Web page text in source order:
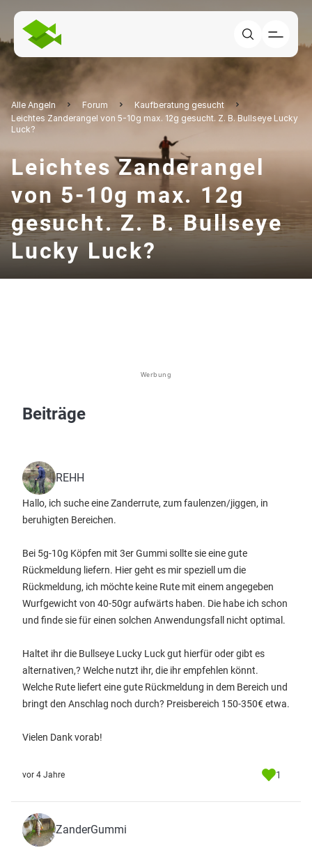
Alle Angeln Forum
Kaufberatung gesucht
Leichtes Zanderangel von 5-10g max. 12g gesucht. Z. B. Bullseye Lucky
Luck?
Leichtes Zanderangel
von 5-10g max. 12g
gesucht. Z. B. Bullseye
Lucky Luck?
Werbung
Beiträge
REHH
Hallo, ich suche eine Zanderrute, zum faulenzen/jiggen, in
beruhigten Bereichen.
Bei 5g-10g Köpfen mit 3er Gummi sollte sie eine gute
Rückmeldung liefern. Hier geht es mir speziell um die
Rückmeldung, ich möchte keine Rute mit einem angegeben
Wurfgewicht von 40-50gr aufwärts haben. Die habe ich schon
und finde sie für einen solchen Anwendungsfall nicht optimal.
Haltet ihr die Bullseye Lucky Luck gut hierfür oder gibt es
alternativen,? Welche nutzt ihr, die ihr empfehlen könnt.
Welche Rute liefert eine gute Rückmeldung in dem Bereich und
bringt den Anschlag noch durch? Preisbereich 150-350€ etwa.
Vielen Dank vorab!
vor 4 Jahre 1
ZanderGummi